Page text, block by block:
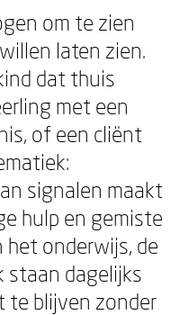
om te zien
laten zien.
dat thuis
met een
of een cliënt
signalen maakt
hulp en gemiste
het onderwijs, de
staan dagelijks
te blijven zonder